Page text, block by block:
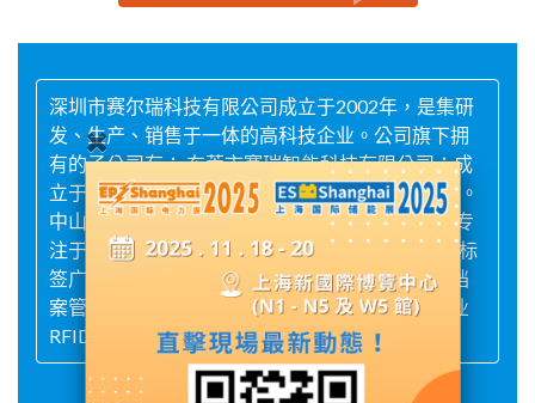
深圳市赛尔瑞科技有限公司成立于2002年，是集研
发、生产、销售于一体的高科技企业。公司旗下拥
有的子公司有： 东莞市赛瑞智能科技有限公司：成
立于2011年，专注于智能卡与RFID电子标签制造。
中山市赛瑞智能科技有限公司：成立于2023年，专
注于热升华与热转印打印机制造。 我公司的RFID标
签广泛应用于电力、新零售、鞋服、快递物流、档
案管理、奢侈品牌、机场航空、酒店、医疗、工业
RFID等领域。